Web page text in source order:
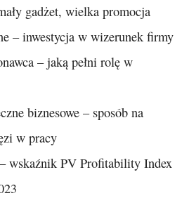
gadżet, wielka promocja
– inwestycja w wizerunek firmy
– jaką pełni rolę w
biznesowe – sposób na
w pracy
wskaźnik PV Profitability Index